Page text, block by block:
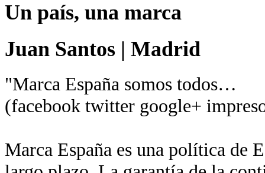
Un país, una marca
Juan Santos | Madrid
"Marca España somos todos…
(facebook twitter google+
Marca España es una política de